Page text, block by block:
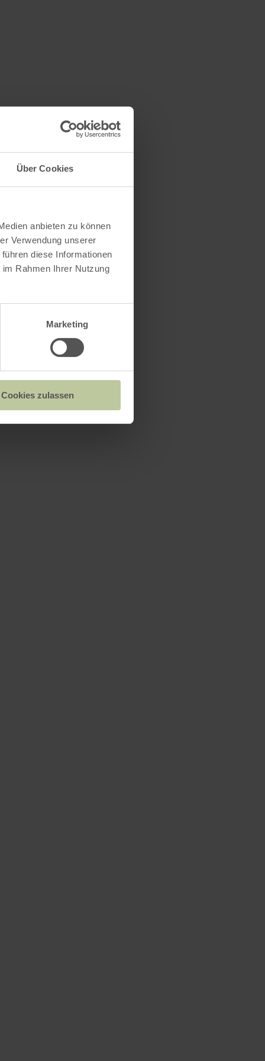
Über Cookies
anbieten zu können
Verwendung unserer
diese Informationen
Rahmen Ihrer Nutzung
Marketing
Cookies zulassen